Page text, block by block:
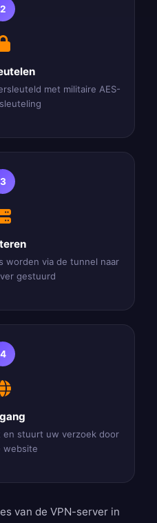
2
met militaire AES-
3
worden via de tunnel naar
gestuurd
4
en stuurt uw verzoek door
website
van de VPN-server in